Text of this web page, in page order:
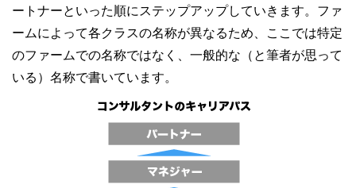
ートナーといった順にステップアップしていきます。ファ
ームによって各クラスの名称が異なるため、ここでは特定
のファームでの名称ではなく、一般的な（と筆者が思って
いる）名称で書いています。